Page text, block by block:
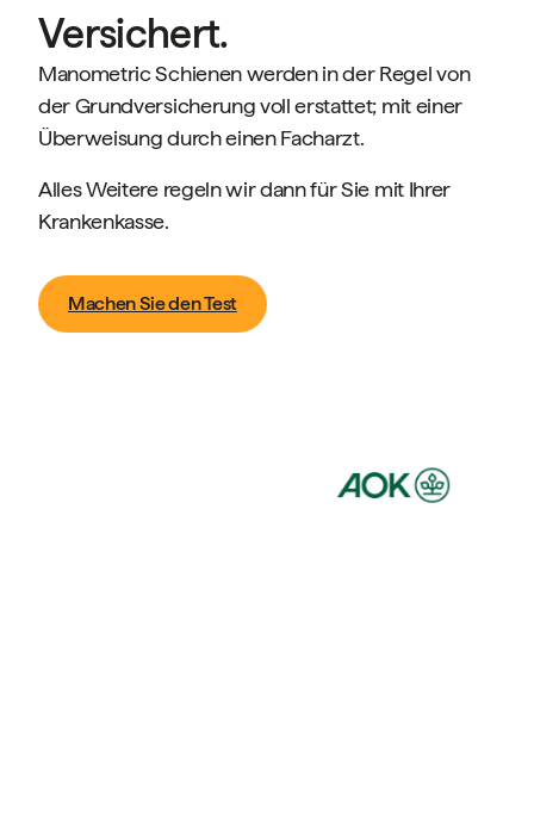
Versichert.
Manometric Schienen werden in der Regel von
der Grundversicherung voll erstattet; mit einer
Überweisung durch einen Facharzt.
Alles Weitere regeln wir dann für Sie mit Ihrer
Krankenkasse.
Machen Sie den Test